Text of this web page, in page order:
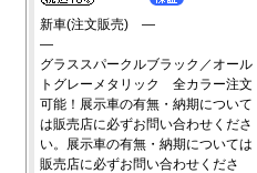
新車(注文販売) ―
―
グラススパークルブラック／オール
トグレーメタリック 全カラー注文
可能！展示車の有無・納期について
は販売店に必ずお問い合わせくださ
い。展示車の有無・納期については
販売店に必ずお問い合わせくださ